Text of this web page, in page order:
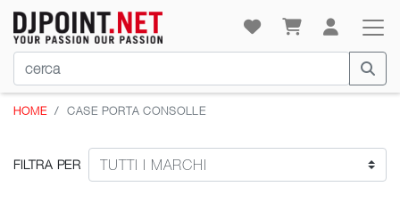
HOME CASE PORTA CONSOLLE
FILTRA PER